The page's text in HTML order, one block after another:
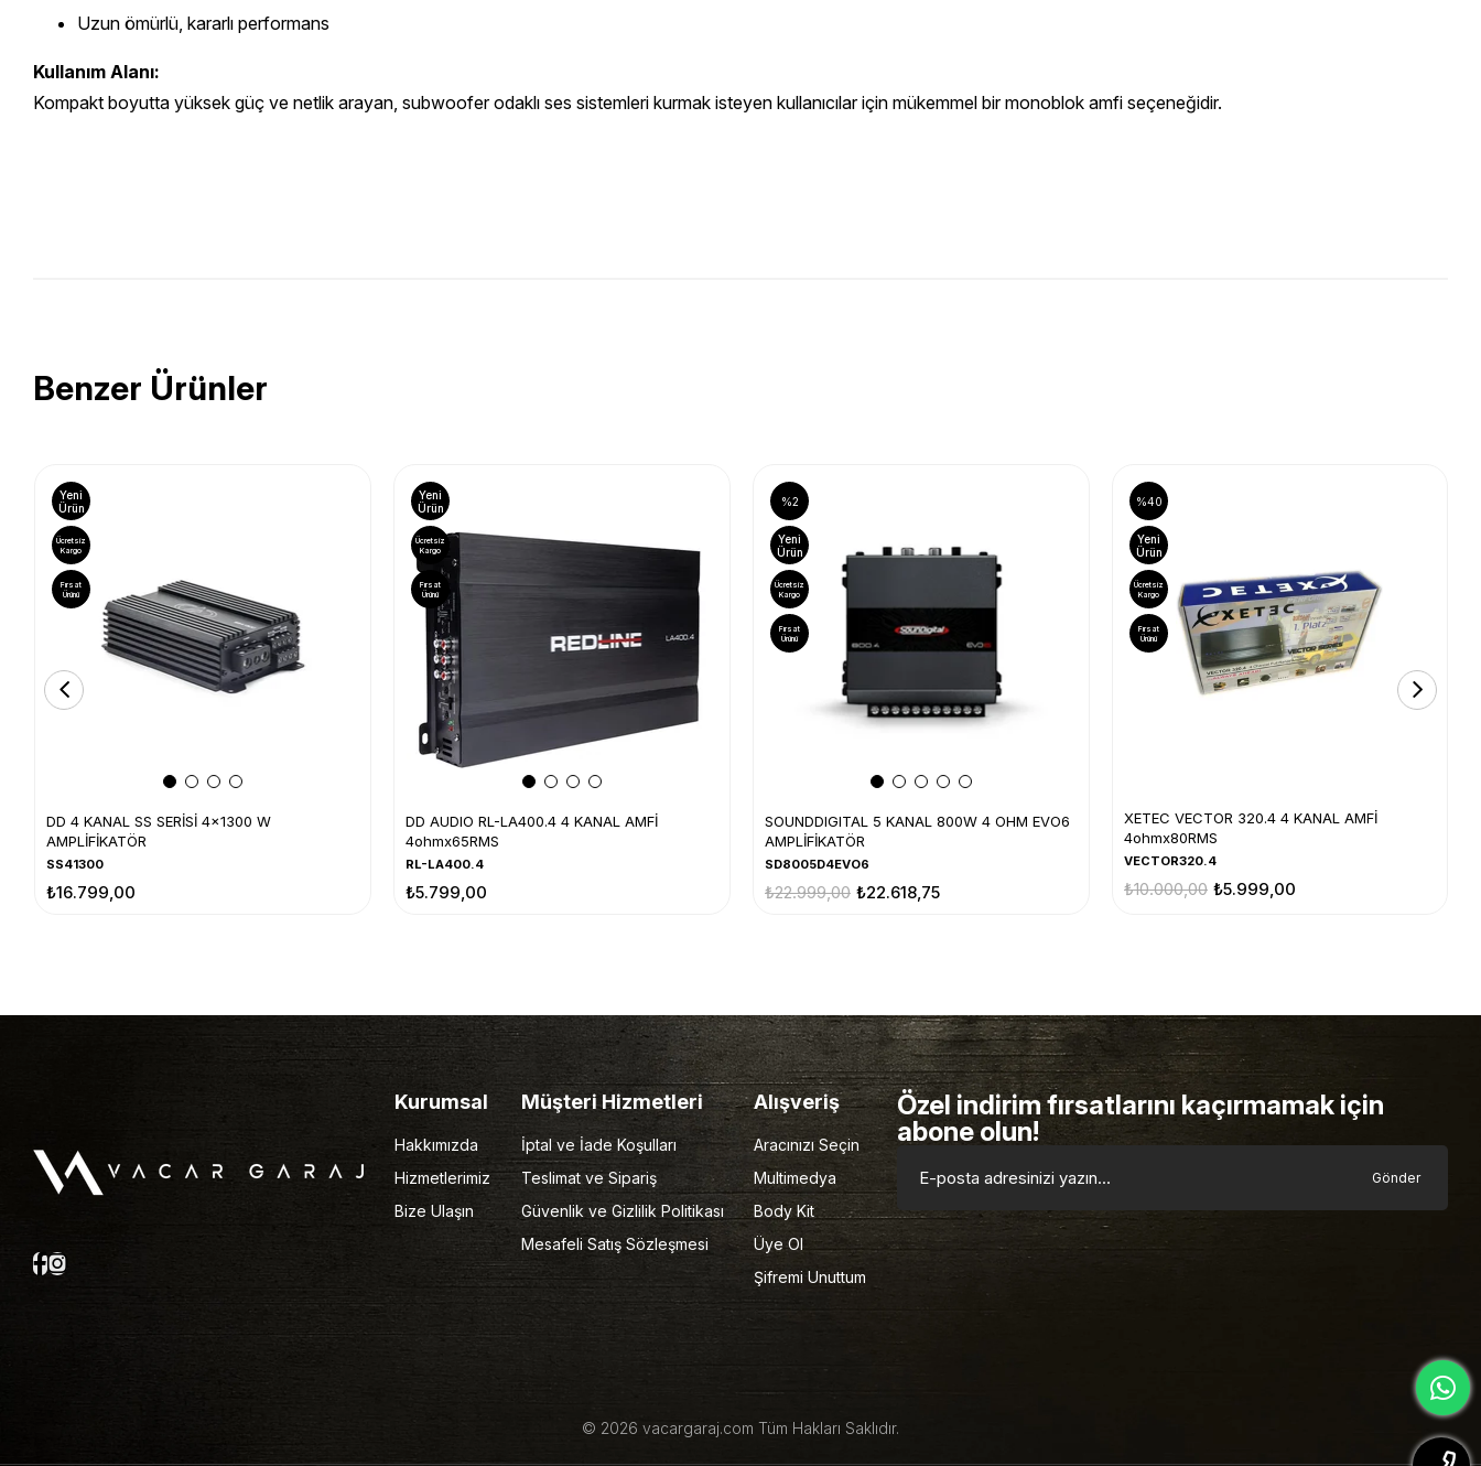
Uzun ömürlü, kararlı performans
Kullanım Alanı:
Kompakt boyutta yüksek güç ve netlik arayan, subwoofer odaklı ses sistemleri kurmak isteyen kullanıcılar için mükemmel bir monoblok amfi seçeneğidir.
Benzer Ürünler
DD 4 KANAL SS SERİSİ 4x1300 W
AMPLİFİKATÖR
SS41300
₺16.799,00
Yeni
Ürün
Ücretsiz
Kargo
Fırsat
Ürünü
DD AUDIO RL-LA400.4 4 KANAL AMFİ
4ohmx65RMS
RL-LA400.4
₺5.799,00
Yeni
Ürün
Ücretsiz
Kargo
Fırsat
Ürünü
SOUNDDIGITAL 5 KANAL 800W 4 OHM EVO6
AMPLİFİKATÖR
SD8005D4EVO6
₺22.618,75
₺22.999,00
%2
Yeni
Ürün
Ücretsiz
Kargo
Fırsat
Ürünü
XETEC VECTOR 320.4 4 KANAL AMFİ
4ohmx80RMS
VECTOR320.4
₺5.999,00
₺10.000,00
%40
Yeni
Ürün
Ücretsiz
Kargo
Fırsat
Ürünü
Kurumsal
Hakkımızda
Hizmetlerimiz
Bize Ulaşın
Müşteri Hizmetleri
İptal ve İade Koşulları
Teslimat ve Sipariş
Güvenlik ve Gizlilik Politikası
Mesafeli Satış Sözleşmesi
Alışveriş
Aracınızı Seçin
Multimedya
Body Kit
Üye Ol
Şifremi Unuttum
Özel indirim fırsatlarını kaçırmamak için
abone olun!
Gönder
© 2026 vacargaraj.com Tüm Hakları Saklıdır.